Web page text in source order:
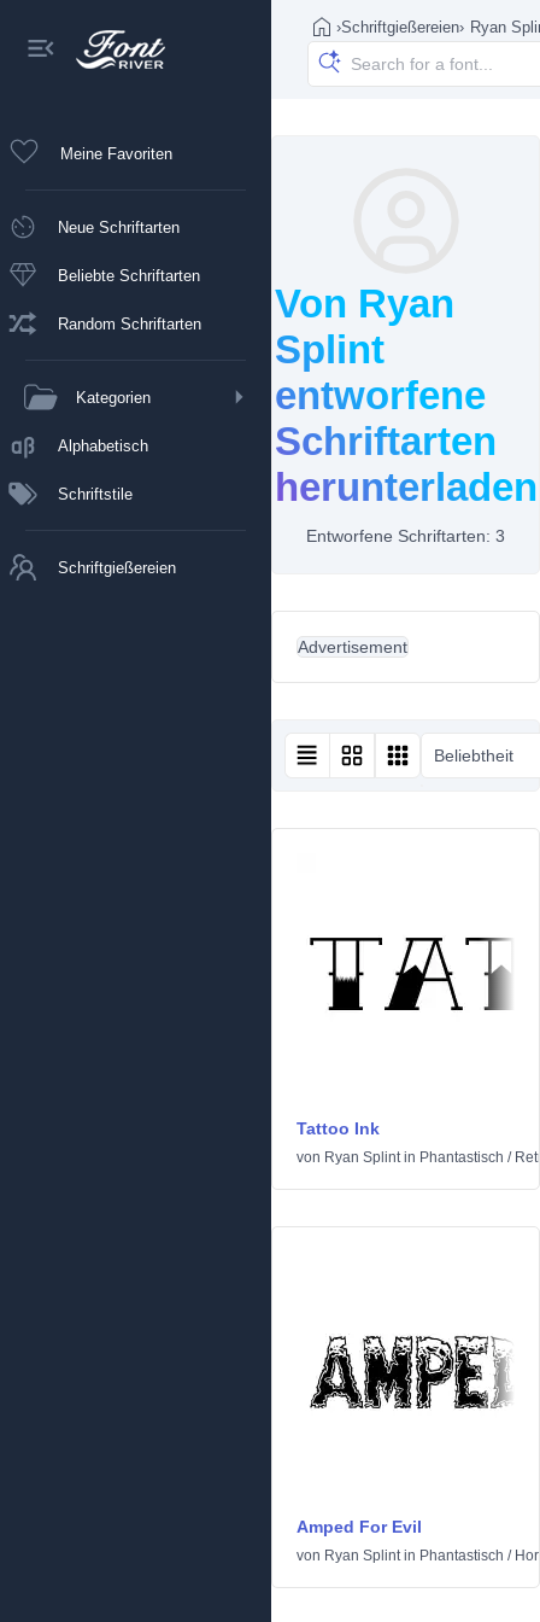
Meine Favoriten
Neue Schriftarten
Beliebte Schriftarten
Random Schriftarten
Kategorien
Alphabetisch
Schriftstile
Schriftgießereien
›Schriftgießereien› Ryan
Von Ryan
Splint
entworfene
Schriftarten
herunterladen
Entworfene Schriftarten: 3
Advertisement
Beliebtheit
Tattoo Ink
von Ryan Splintin Phantastisch /
Amped For Evil
von Ryan Splintin Phantastisch /